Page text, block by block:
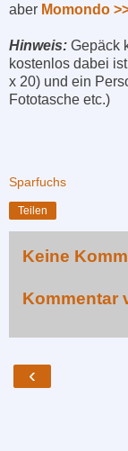
aber Momondo
Hinweis: Gepäck
kostenlos dabei
x 20) und ein
Fototasche etc.)
Sparfuchs
Teilen
Keine
Kommentar
‹